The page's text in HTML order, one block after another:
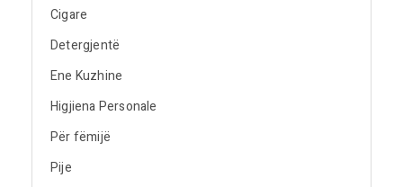
Cigare
Detergjentë
Ene Kuzhine
Higjiena Personale
Për fëmijë
Pije